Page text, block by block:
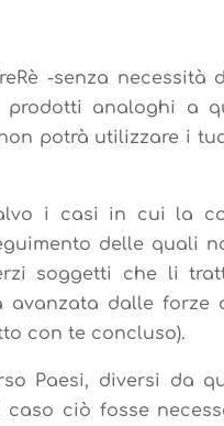
-senza necessità
prodotti analoghi a
potrà utilizzare i
i casi in cui la
delle quali
soggetti che li
avanzata dalle
con te concluso).
Paesi, diversi da
caso ciò fosse